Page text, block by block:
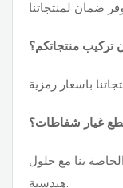
تركيب منتجاتكم؟
غيار شفاطات؟
بنا مع حلول
هندسية.